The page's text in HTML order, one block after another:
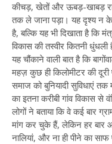
कीचड़, खेतों और ऊबड़-खाबड़
तक ले जाना पड़ा। यह दृश्य न
है, बल्कि यह भी दिखाता है कि
विकास की तस्वीर कितनी
यह चौंकाने वाली बात है कि
महज़ कुछ ही किलोमीटर की
समाज को बुनियादी सुविधाएं
का इतना करीबी गांव विकास से
लोगों ने बताया कि वे कई बार
मांग कर चुके हैं, लेकिन हर बार
नालियां, और ना ही पीने का